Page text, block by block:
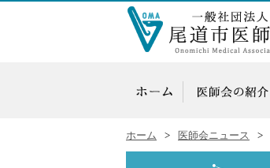
ホーム 医師会ニュース